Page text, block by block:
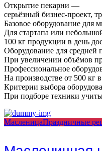
Открытие пекарни —
серьёзный бизнес‑проект,
Базовое оборудование для
Для стартапа или
100 кг продукции в день
Оборудование для средней
При увеличении объёмов
Профессиональное
На производстве от 500 кг
Критерии выбора
При подборе техники
МасленицаПраздничные